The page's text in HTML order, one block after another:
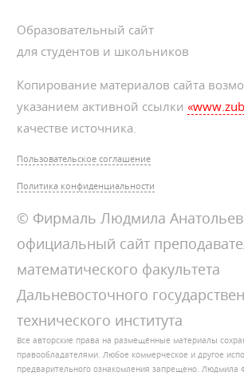
Образовательный сайт
для студентов и школьников
Копирование материалов сайта
указанием активной ссылки
качестве источника.
Пользовательское соглашение
Политика конфиденциальности
© Фирмаль Людмила
официальный сайт
математического факультета
Дальневосточного
технического института
Все авторские права на размещённые материалы
правообладателями. Любое коммерческое и другое
предварительного ознакомления запрещено. Людмила